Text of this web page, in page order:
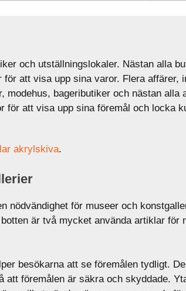
och utställningslokaler. Nästan alla
för att visa upp sina varor. Flera affärer,
modehus, bageributiker och nästan alla
för att visa upp sina föremål och locka
akrylskiva.
nödvändighet för museer och
är två mycket använda artiklar för
besökarna att se föremålen tydligt.
att föremålen är säkra och skyddade.